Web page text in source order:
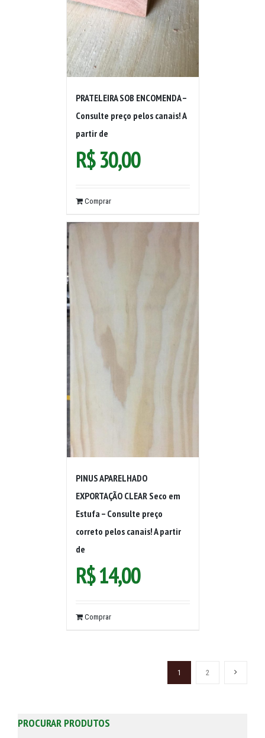
PRATELEIRA SOB ENCOMENDA –
Consulte preço pelos canais! A
partir de
R$30,00
Comprar
PINUS APARELHADO
EXPORTAÇÃO CLEAR Seco em
Estufa – Consulte preço
correto pelos canais! A partir
de
R$14,00
Comprar
1 2
PROCURAR PRODUTOS